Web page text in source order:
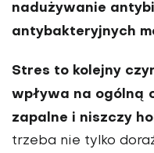
nadużywanie
antybakteryjnych
Stres to kolejny
wpływa na ogólną
zapalne i niszczy
trzeba nie tylko